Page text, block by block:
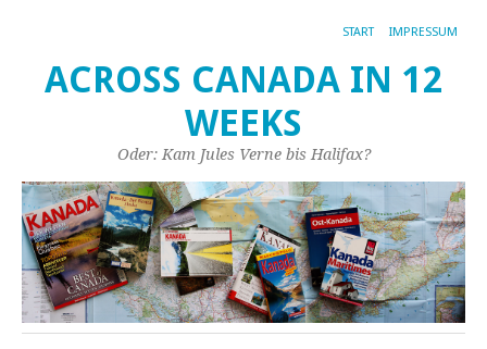
START IMPRESSUM
ACROSS CANADA IN 12
WEEKS
Oder: Kam Jules Verne bis Halifax?